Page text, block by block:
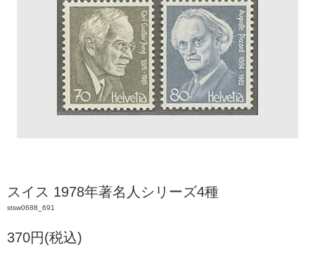
スイス 1978年著名人シリーズ4種
stsw0688_691
370円(税込)